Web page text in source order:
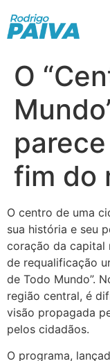
O
fim do
O centro de uma
sua história e seu
coração da capital
de requalificação
de Todo Mundo”.
região central, é
visão propagada
pelos cidadãos.
O programa,